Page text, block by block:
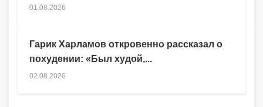
Гарик Харламов откровенно рассказал о
похудении: «Был худой,...
02.08.2026
01.08.2026